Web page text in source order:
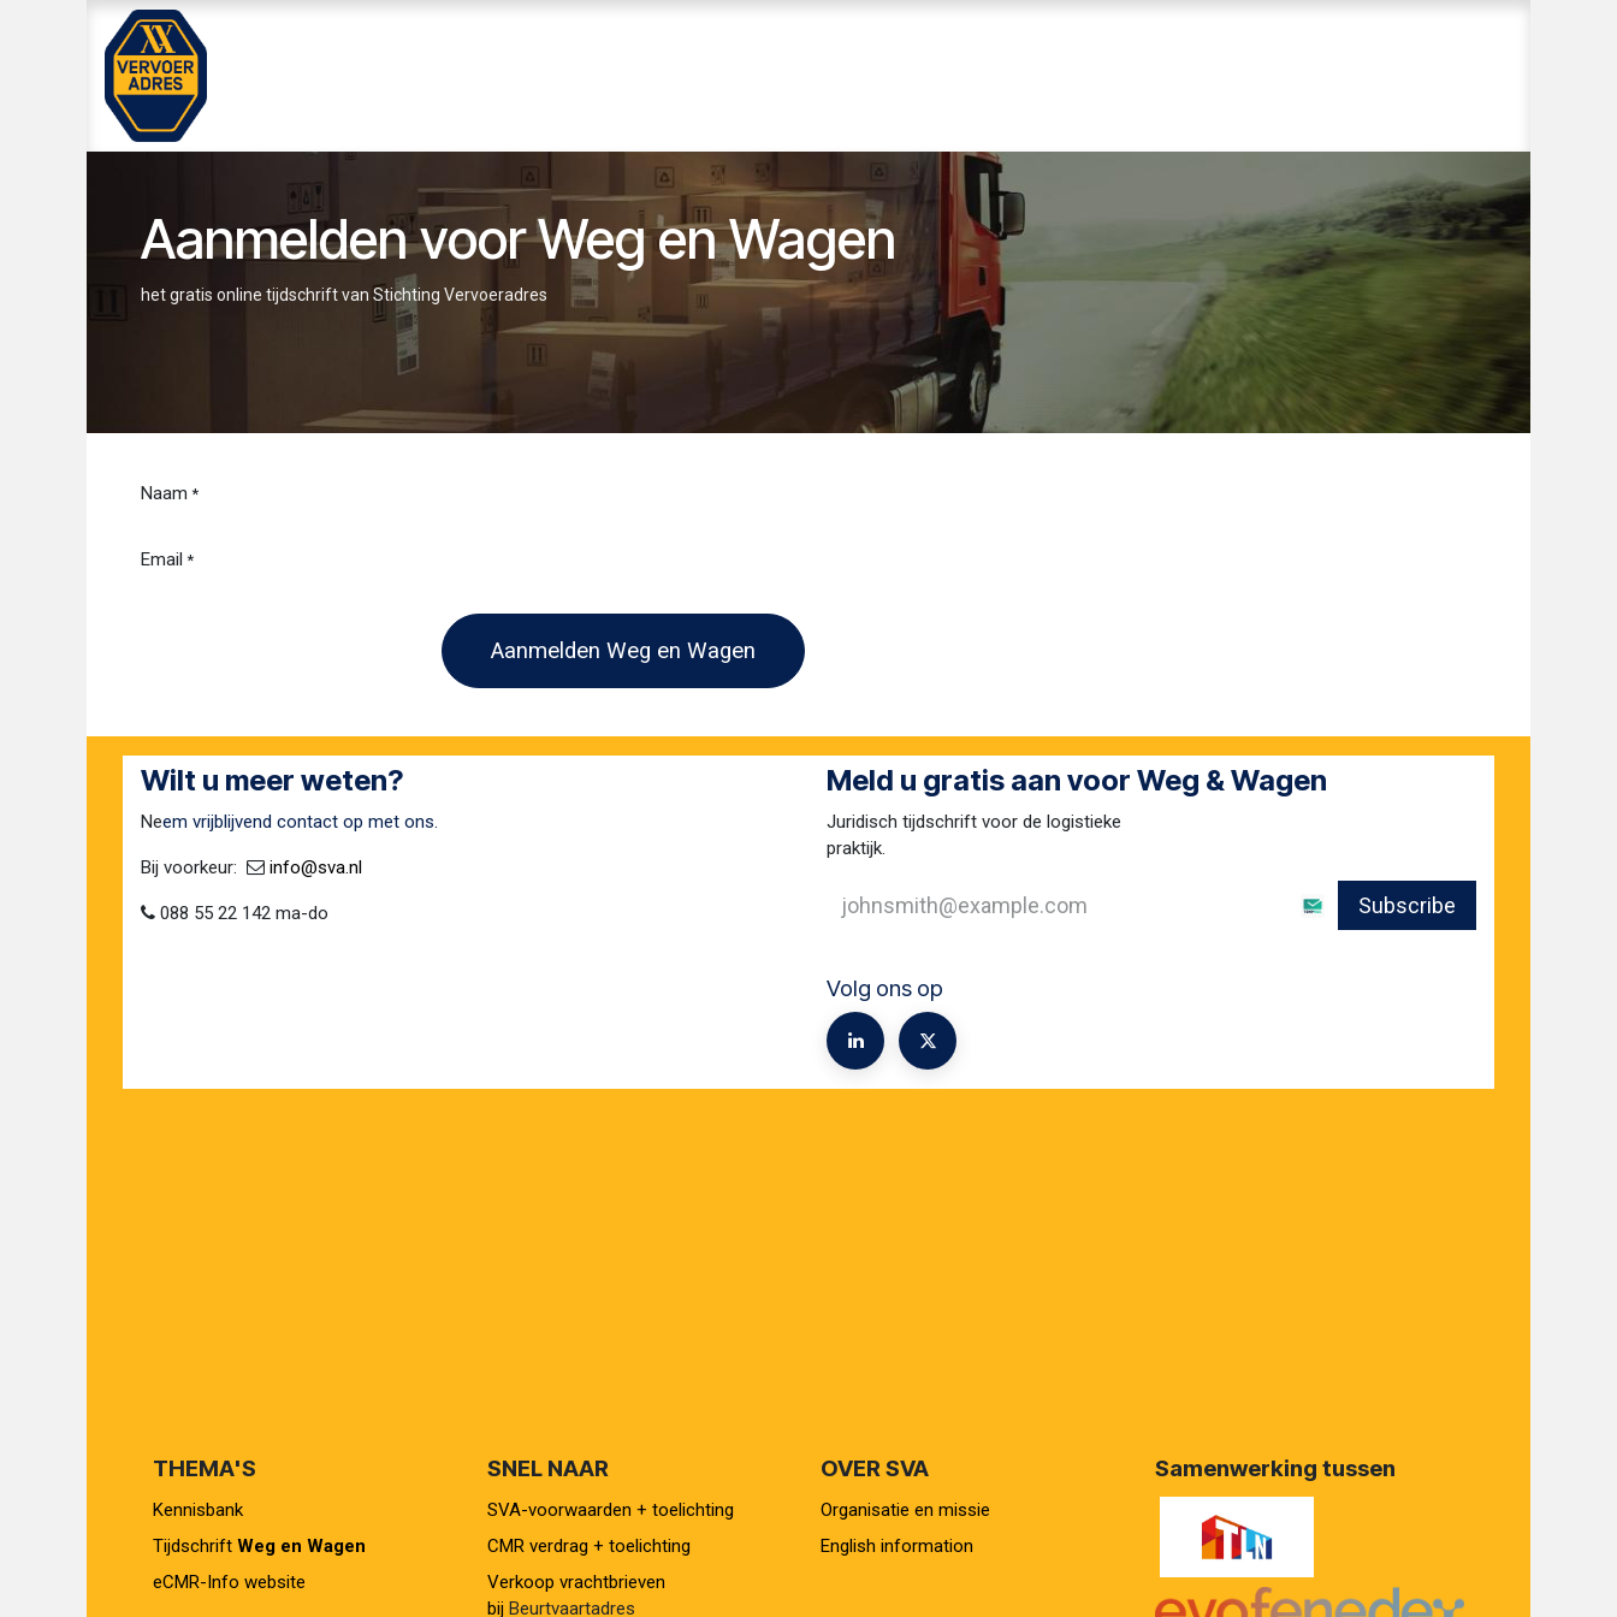
Overslaan naar inhoud
Aanmelden voor Weg en Wagen
het gratis online tijdschrift van Stichting Vervoeradres
Naam *
Email *
Aanmelden Weg en Wagen
Wilt u meer weten?
Neem vrijblijvend contact op met ons.
Bij voorkeur:​ ​ info@sva​.nl
088 55 22 142 ma-do
Meld u gratis aan voor Weg & Wagen
Juridisch tijdschrift voor de logistieke
praktijk.
Subscribe
Volg ons op
THEMA'S
Kennisbank
Tijdschrift Weg en Wagen
eCMR-Info website
OVER SVA
Organisatie en missie
English information
SNEL NAAR
SVA-voorwaarden + toelichting
CMR verdrag + toelichting
Verkoop vrachtbrieven
bijBeurtvaartadres
Samenwerking tussen